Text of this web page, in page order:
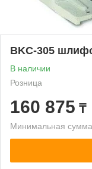
BKC-305
В наличии
Розница
160 875 ₸
Минимальная